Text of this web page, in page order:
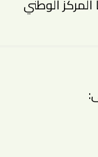
المركز الوطني